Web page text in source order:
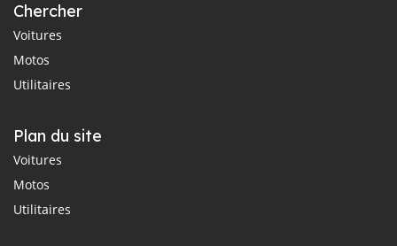
Chercher
Voitures
Motos
Utilitaires
Plan du site
Voitures
Motos
Utilitaires